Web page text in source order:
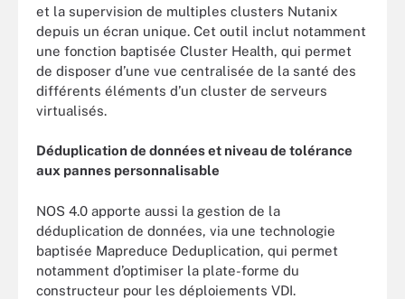
et la supervision de multiples clusters Nutanix
depuis un écran unique. Cet outil inclut notamment
une fonction baptisée Cluster Health, qui permet
de disposer d’une vue centralisée de la santé des
différents éléments d’un cluster de serveurs
virtualisés.
Déduplication de données et niveau de tolérance
aux pannes personnalisable
NOS 4.0 apporte aussi la gestion de la
déduplication de données, via une technologie
baptisée Mapreduce Deduplication, qui permet
notamment d’optimiser la plate-forme du
constructeur pour les déploiements VDI.